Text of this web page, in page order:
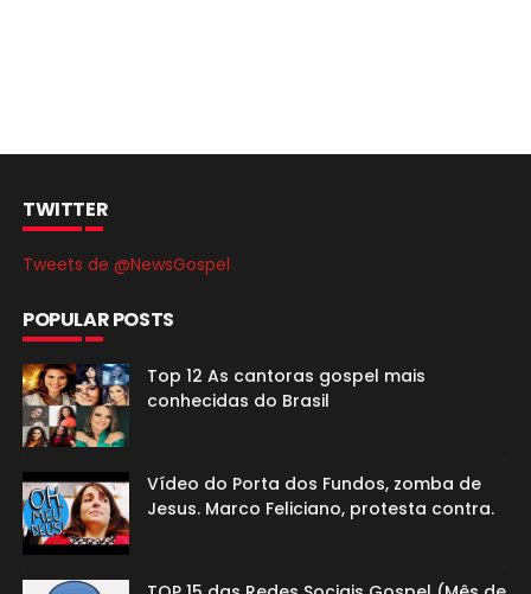
TWITTER
Tweets de @NewsGospel
POPULAR POSTS
Top 12 As cantoras gospel mais
conhecidas do Brasil
Vídeo do Porta dos Fundos, zomba de
Jesus. Marco Feliciano, protesta contra.